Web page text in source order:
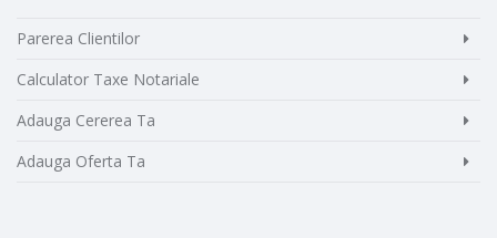
Parerea Clientilor
Calculator Taxe Notariale
Adauga Cererea Ta
Adauga Oferta Ta